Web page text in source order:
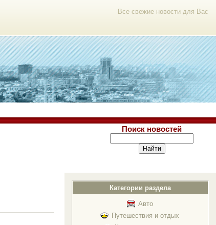
Все свежие новости для Вас
Поиск новостей
Категории раздела
Авто
Путешествия и отдых